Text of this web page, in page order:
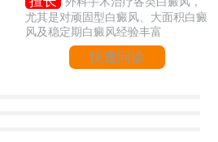
尤其是对顽固型白癜风、大面积白癜
风及稳定期白癜风经验丰富
快速问诊